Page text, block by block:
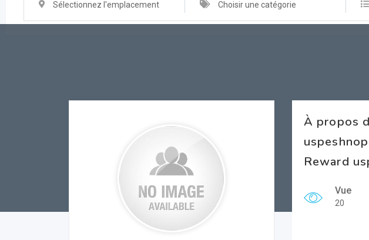
Sélectionnez l'emplacement Choisir une catégorie
À propos
Reward
Vue
20